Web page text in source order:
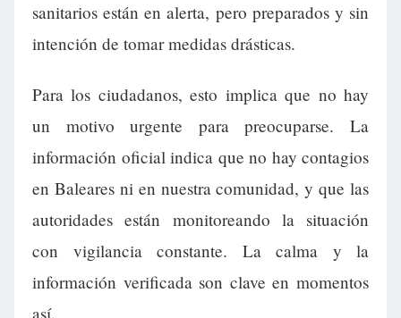
sanitarios están en alerta, pero preparados y sin
intención de tomar medidas drásticas.
Para los ciudadanos, esto implica que no hay
un motivo urgente para preocuparse. La
información oficial indica que no hay contagios
en Baleares ni en nuestra comunidad, y que las
autoridades están monitoreando la situación
con vigilancia constante. La calma y la
información verificada son clave en momentos
así.